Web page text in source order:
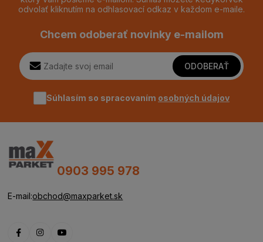
odvolať kliknutím na odhlasovací odkaz v každom e-maile.
Chcem odoberať novinky e-mailom
ODOBERAŤ
Súhlasím so spracovaním osobných údajov
0903 995 978
E-mail:obchod@maxparket.sk